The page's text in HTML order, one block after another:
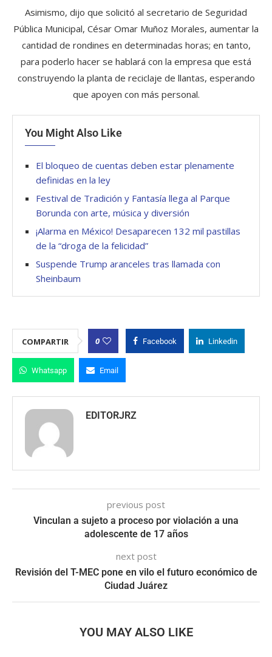
Asimismo, dijo que solicitó al secretario de Seguridad
Pública Municipal, César Omar Muñoz Morales, aumentar la
cantidad de rondines en determinadas horas; en tanto,
para poderlo hacer se hablará con la empresa que está
construyendo la planta de reciclaje de llantas, esperando
que apoyen con más personal.
You Might Also Like
El bloqueo de cuentas deben estar plenamente
definidas en la ley
Festival de Tradición y Fantasía llega al Parque
Borunda con arte, música y diversión
¡Alarma en México! Desaparecen 132 mil pastillas
de la “droga de la felicidad”
Suspende Trump aranceles tras llamada con
Sheinbaum
COMPARTIR 0 Facebook Linkedin
Whatsapp Email
EDITORJRZ
previous post
Vinculan a sujeto a proceso por violación a una
adolescente de 17 años
next post
Revisión del T-MEC pone en vilo el futuro económico de
Ciudad Juárez
YOU MAY ALSO LIKE